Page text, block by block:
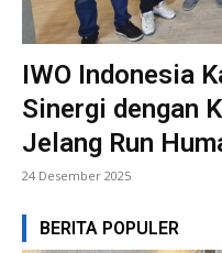
IWO Indonesia
Sinergi dengan
Jelang Run
24 Desember 2025
BERITA POPULER